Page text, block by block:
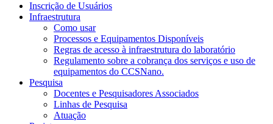
Inscrição de Usuários
Infraestrutura
Como usar
Processos e Equipamentos Disponíveis
Regras de acesso à infraestrutura do laboratório
Regulamento sobre a cobrança dos serviços e uso de
equipamentos do CCSNano.
Pesquisa
Docentes e Pesquisadores Associados
Linhas de Pesquisa
Atuação